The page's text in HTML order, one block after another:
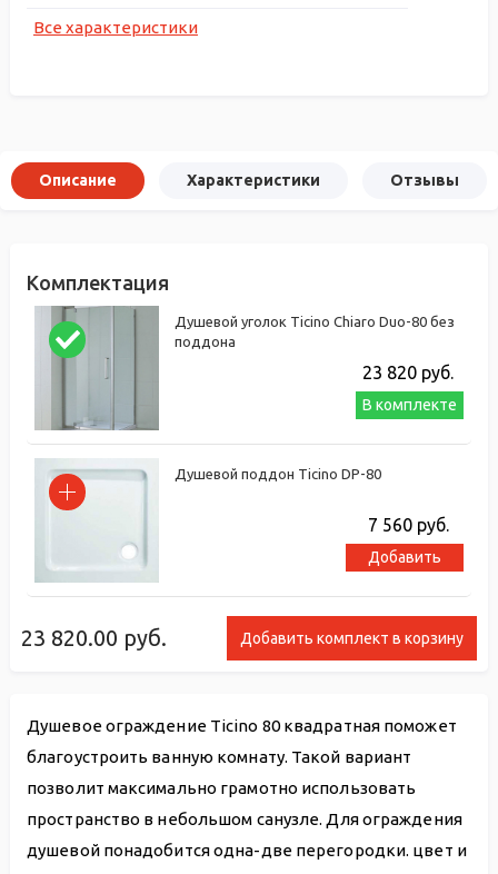
Все характеристики
Описание Характеристики Отзывы
Комплектация
23 820.00 руб. Добавить комплект в корзину
Душевой уголок Ticino Chiaro Duo-80 без
поддона
23 820 руб.
В комплекте
Душевой поддон Ticino DP-80
7 560руб.
Добавить
Душевое ограждение Ticino 80 квадратная поможет
благоустроить ванную комнату. Такой вариант
позволит максимально грамотно использовать
пространство в небольшом санузле. Для ограждения
душевой понадобится одна-две перегородки. цвет и